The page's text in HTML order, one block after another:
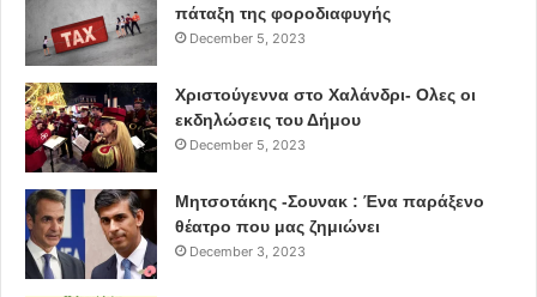
πάταξη της φοροδιαφυγής
December 5, 2023
Χριστούγεννα στο Χαλάνδρι- Ολες οι
εκδηλώσεις του Δήμου
December 5, 2023
Μητσοτάκης -Σουνακ : Ένα παράξενο
θέατρο που μας ζημιώνει
December 3, 2023